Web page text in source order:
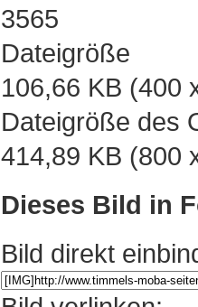
3565
Dateigröße
106,66 KB (400
Dateigröße des
414,89 KB (800
Dieses Bild in
Bild direkt